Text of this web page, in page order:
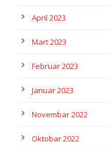
April 2023
Mart 2023
Februar 2023
Januar 2023
Novembar 2022
Oktobar 2022